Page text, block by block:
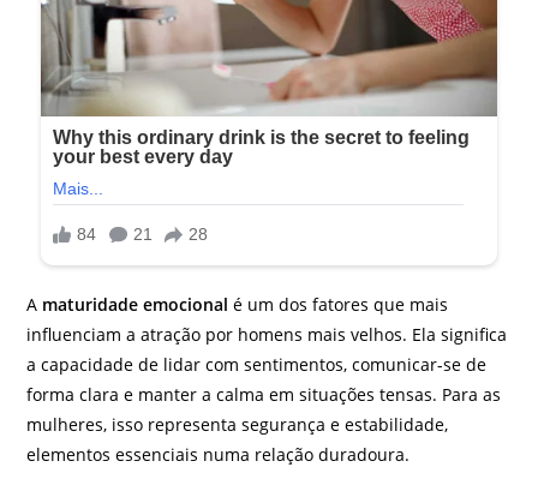
A maturidade emocional é um dos fatores que mais
influenciam a atração por homens mais velhos. Ela significa
a capacidade de lidar com sentimentos, comunicar-se de
forma clara e manter a calma em situações tensas. Para as
mulheres, isso representa segurança e estabilidade,
elementos essenciais numa relação duradoura.